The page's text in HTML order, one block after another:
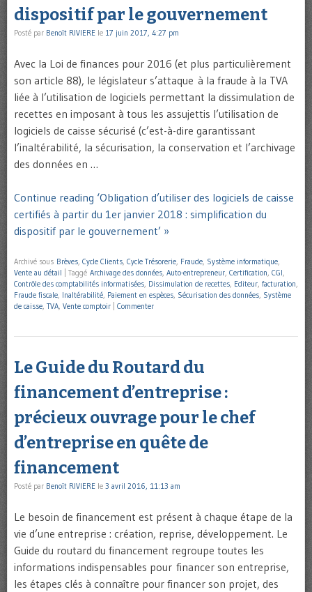
dispositif par le gouvernement
Posté par Benoît RIVIERE le 17 juin 2017, 4:27 pm
Avec la Loi de finances pour 2016 (et plus particulièrement
son article 88), le législateur s’attaque à la fraude à la TVA
liée à l’utilisation de logiciels permettant la dissimulation de
recettes en imposant à tous les assujettis l’utilisation de
logiciels de caisse sécurisé (c’est-à-dire garantissant
l’inaltérabilité, la sécurisation, la conservation et l’archivage
des données en …
Continue reading ‘Obligation d’utiliser des logiciels de caisse
certifiés à partir du 1er janvier 2018 : simplification du
dispositif par le gouvernement’ »
Archivé sous Brèves, Cycle Clients, Cycle Trésorerie, Fraude, Système informatique,
Vente au détail
Taggé Archivage des données, Auto-entrepreneur, Certification, CGI,
Contrôle des comptabilités informatisées, Dissimulation de recettes, Editeur, facturation,
Fraude fiscale, Inaltérabilité, Paiement en espèces, Sécurisation des données, Système
de caisse, TVA, Vente comptoir Commenter
Le Guide du Routard du
financement d’entreprise :
précieux ouvrage pour le chef
d’entreprise en quête de
financement
Posté par Benoît RIVIERE le 3 avril 2016, 11:13 am
Le besoin de financement est présent à chaque étape de la
vie d’une entreprise : création, reprise, développement. Le
Guide du routard du financement regroupe toutes les
informations indispensables pour financer son entreprise,
les étapes clés à connaître pour financer son projet, des